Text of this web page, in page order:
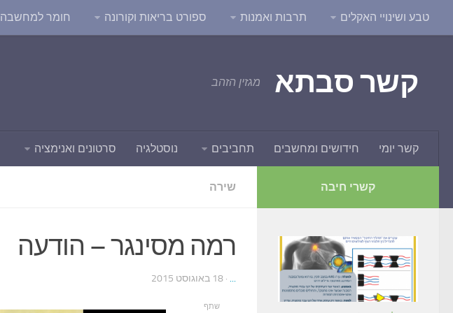
טבע ושינויי האקלים תרבות ואמנות ספורט בריאות וקורונה חומר למחשבה
קשר סבתא מגזין הזהב
קשר יומי חידושים ומחשבים תחביבים נוסטלגיה סרטונים ואנימציה
שירה
רמה מסינגר – הודעה
... · 18 באוגוסט 2015
שתף
קשרי חיבה